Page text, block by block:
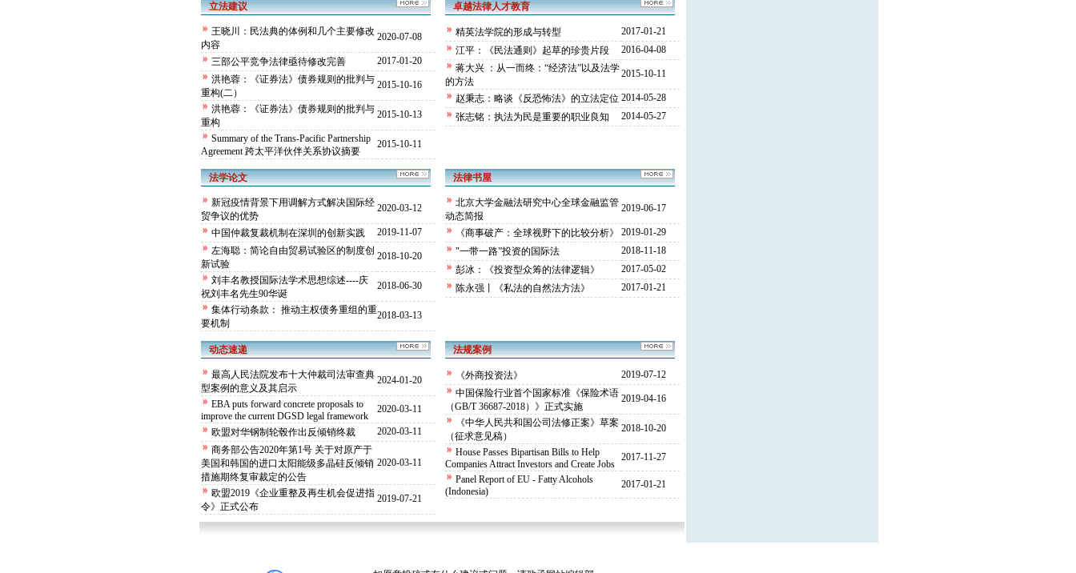
立法建议
王晓川：民法典的体例和几个主要修改
内容
2020-07-08
三部公平竞争法律亟待修改完善
2017-01-20
洪艳蓉：《证券法》债券规则的批判与
重构(二）
2015-10-16
洪艳蓉：《证券法》债券规则的批判与
重构
2015-10-13
Summary of the Trans-Pacific Partnership
Agreement 跨太平洋伙伴关系协议摘要
2015-10-11
卓越法律人才教育
精英法学院的形成与转型
2017-01-21
江平：《民法通则》起草的珍贵片段
2016-04-08
蒋大兴 ：从一而终：“经济法”以及法学
的方法
2015-10-11
赵秉志：略谈《反恐怖法》的立法定位 2014-05-28
张志铭：执法为民是重要的职业良知
2014-05-27
法学论文
新冠疫情背景下用调解方式解决国际经
贸争议的优势
2020-03-12
中国仲裁复裁机制在深圳的创新实践
2019-11-07
左海聪：简论自由贸易试验区的制度创
新试验
2018-10-20
刘丰名教授国际法学术思想综述----庆
祝刘丰名先生90华诞
2018-06-30
集体行动条款： 推动主权债务重组的重
要机制
2018-03-13
法律书屋
北京大学金融法研究中心全球金融监管
动态简报
2019-06-17
《商事破产：全球视野下的比较分析》
2019-01-29
"一带一路”投资的国际法
2018-11-18
彭冰：《投资型众筹的法律逻辑》
2017-05-02
陈永强丨《私法的自然法方法》
2017-01-21
动态速递
最高人民法院发布十大仲裁司法审查典
型案例的意义及其启示
2024-01-20
EBA puts forward concrete proposals to
improve the current DGSD legal framework
2020-03-11
欧盟对华钢制轮毂作出反倾销终裁
2020-03-11
商务部公告2020年第1号 关于对原产于
美国和韩国的进口太阳能级多晶硅反倾销
措施期终复审裁定的公告
2020-03-11
欧盟2019《企业重整及再生机会促进指
令》正式公布
2019-07-21
法规案例
《外商投资法》
2019-07-12
中国保险行业首个国家标准《保险术语
（GB/T 36687-2018）》正式实施
2019-04-16
《中华人民共和国公司法修正案》草案
（征求意见稿）
2018-10-20
House Passes Bipartisan Bills to Help
Companies Attract Investors and Create Jobs
2017-11-27
Panel Report of EU - Fatty Alcohols
(Indonesia)
2017-01-21